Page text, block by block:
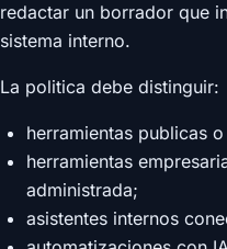
redactar un borrador que
sistema interno.
La politica debe distinguir:
herramientas publicas
herramientas
administrada;
asistentes internos